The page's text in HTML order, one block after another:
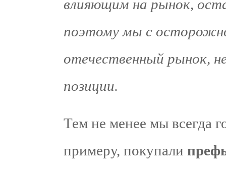
влияющим на рынок,
поэтому мы с
отечественный рынок,
позиции.
Тем не менее мы всегда
примеру, покупали